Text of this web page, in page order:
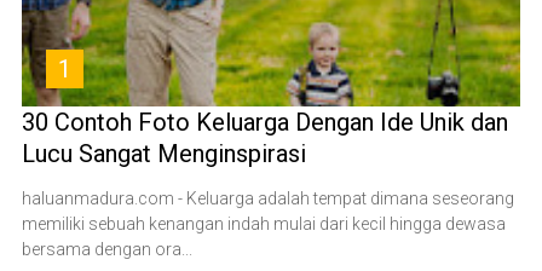
1
30 Contoh Foto Keluarga Dengan Ide Unik dan
Lucu Sangat Menginspirasi
haluanmadura.com - Keluarga adalah tempat dimana seseorang
memiliki sebuah kenangan indah mulai dari kecil hingga dewasa
bersama dengan ora...